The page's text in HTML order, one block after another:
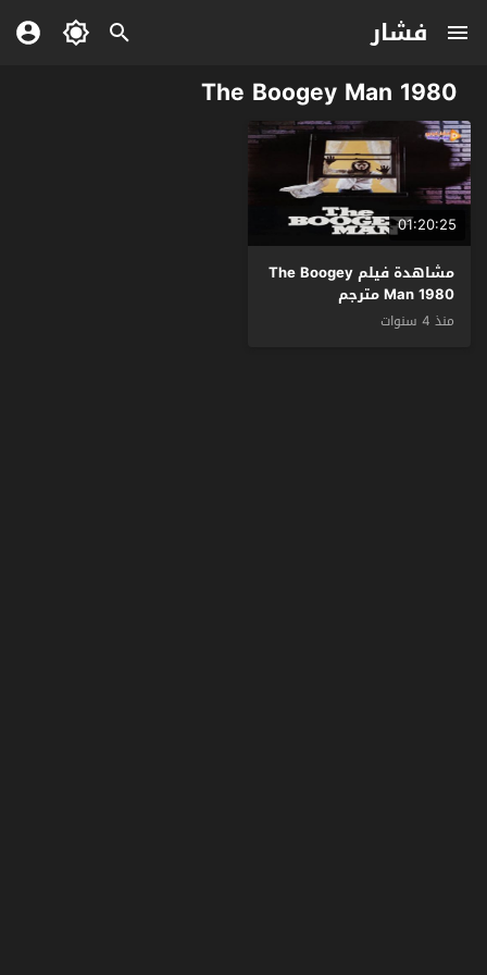
فشار
The Boogey Man 1980
01:20:25
مشاهدة فيلم The Boogey
Man 1980 مترجم
منذ 4 سنوات